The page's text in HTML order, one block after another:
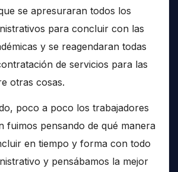
se apresuraran todos los
para concluir con las
y se reagendaran todas
de servicios para las
otras cosas.
poco a poco los trabajadores
fuimos pensando de qué manera
en tiempo y forma con todo
y pensábamos la mejor